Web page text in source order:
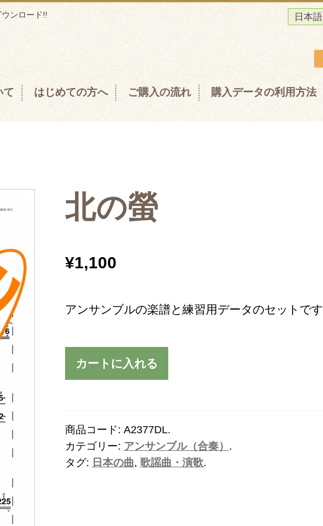
ンロード!! 日本語
て はじめての方へ ご購入の流れ 購入データの利用方法
北の螢
¥1,100
アンサンブルの楽譜と練習用データのセットです
カートに入れる
商品コード: A2377DL.
カテゴリー: アンサンブル（合奏） .
タグ: 日本の曲, 歌謡曲・演歌.